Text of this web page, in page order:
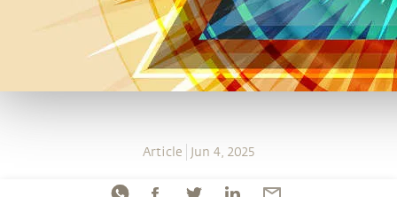
Article Jun 4, 2025